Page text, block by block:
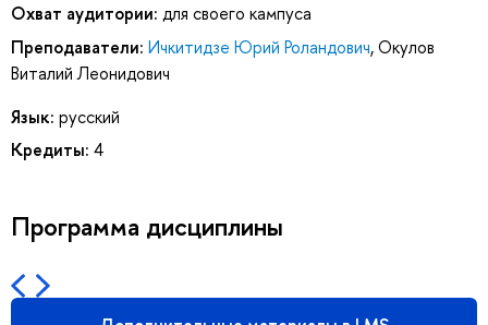
Охват аудитории: для своего кампуса
Преподаватели: Ичкитидзе Юрий Роландович,Окулов
Виталий Леонидович
Язык: русский
Кредиты: 4
Программа дисциплины